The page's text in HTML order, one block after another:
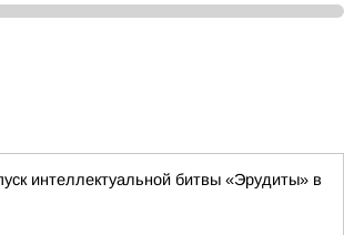
интеллектуальной битвы «Эрудиты» в